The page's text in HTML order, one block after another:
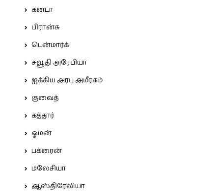
கனடா
பிரான்சு
டென்மார்க்
சவூதி அரேபியா
ஐக்கிய அரபு அமீரகம்
குவைத்
கத்தார்
ஓமன்
பக்ரைன்
மலேசியா
ஆஸ்திரேலியா